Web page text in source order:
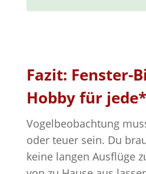
Fazit: Fenster-
Hobby für
Vogelbeobachtung
oder teuer sein. Du
keine langen Ausflüge